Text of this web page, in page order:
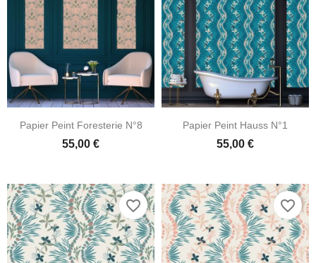
Papier Peint Foresterie N°8
55,00 €
Papier Peint Hauss N°1
55,00 €
favorite_border favorite_border